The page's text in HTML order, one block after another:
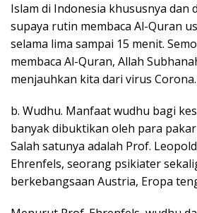
Islam di Indonesia khususnya dan
supaya rutin membaca Al-Quran
selama lima sampai 15 menit.
membaca Al-Quran, Allah
menjauhkan kita dari virus Corona.
b. Wudhu. Manfaat wudhu bagi
banyak dibuktikan oleh para
Salah satunya adalah Prof.
Ehrenfels, seorang psikiater
berkebangsaan Austria, Eropa